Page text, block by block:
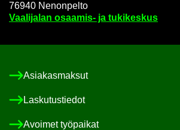
76940 Ne­non­pel­to
Vaa­li­ja­lan osaamis-​ ja tu­ki­kes­kus
Asia­kas­mak­sut
Las­ku­tus­tie­dot
Avoi­met työ­pai­kat